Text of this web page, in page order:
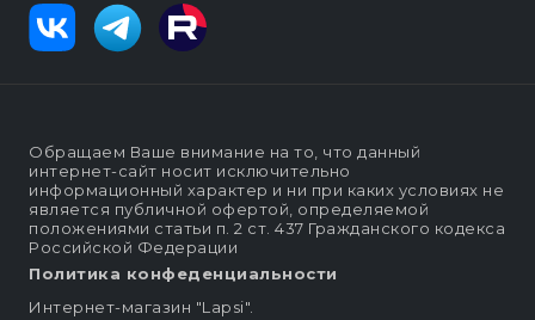
Обращаем Ваше внимание на то, что данный
интернет-сайт носит исключительно
информационный характер и ни при каких условиях не
является публичной офертой, определяемой
положениями статьи п. 2 ст. 437 Гражданского кодекса
Российской Федерации
Политика конфеденциальности
Интернет-магазин "Lapsi".